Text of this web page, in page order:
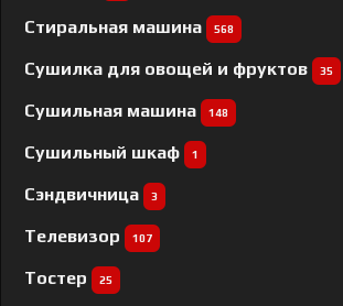
Стиральная машина 568
Сушилка для овощей и фруктов 35
Сушильная машина 148
Сушильный шкаф 1
Сэндвичница 3
Телевизор 107
Тостер 25